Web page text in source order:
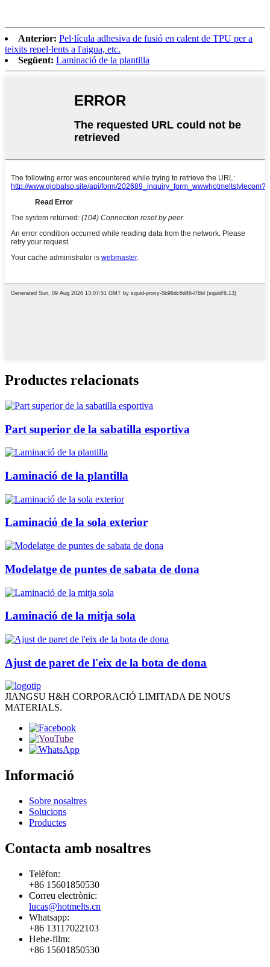
Anterior: Pel·lícula adhesiva de fusió en calent de TPU per a
teixits repel·lents a l'aigua, etc.
Següent: Laminació de la plantilla
Productes relacionats
Part superior de la sabatilla esportiva
Laminació de la plantilla
Laminació de la sola exterior
Modelatge de puntes de sabata de dona
Laminació de la mitja sola
Ajust de paret de l'eix de la bota de dona
JIANGSU H&H CORPORACIÓ LIMITADA DE NOUS
MATERIALS.
Informació
Sobre nosaltres
Solucions
Productes
Contacta amb nosaltres
Telèfon:
+86 15601850530
Correu electrònic:
lucas@hotmelts.cn
Whatsapp:
+86 13117022103
Hehe-film:
+86 15601850530